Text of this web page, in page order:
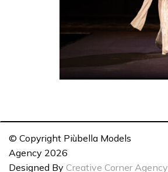
© Copyright Piùbella Models
Agency 2026
Designed By Creative Corner Agency